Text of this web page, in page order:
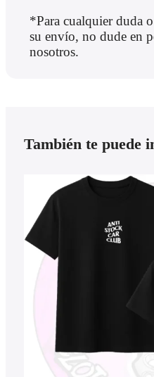
*Para cualquier duda
su envío, no dude en
nosotros.
También te puede